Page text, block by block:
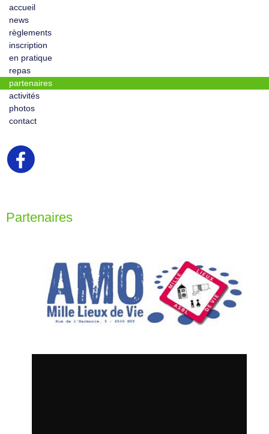
accueil
news
règlements
inscription
en pratique
repas
partenaires
activités
photos
contact
Partenaires